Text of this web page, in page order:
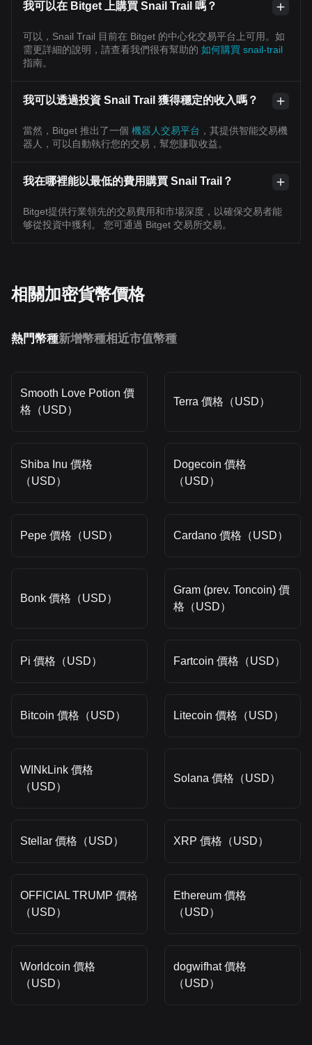
我可以在 Bitget 上購買 Snail Trail 嗎？
可以，Snail Trail 目前在 Bitget 的中心化交易平台上可用。如
需更詳細的說明，請查看我們很有幫助的 如何購買 snail-trail
指南。
我可以透過投資 Snail Trail 獲得穩定的收入嗎？
當然，Bitget 推出了一個 機器人交易平台 ，其提供智能交易機
器人，可以自動執行您的交易，幫您賺取收益。
我在哪裡能以最低的費用購買 Snail Trail？
Bitget提供行業領先的交易費用和市場深度，以確保交易者能
够從投資中獲利。 您可通過 Bitget 交易所交易。
相關加密貨幣價格
熱門幣種新增幣種相近市值幣種
Smooth Love Potion 價
格（USD）
Terra 價格（USD）
Shiba Inu 價格
（USD）
Dogecoin 價格
（USD）
Pepe 價格（USD） Cardano 價格（USD）
Bonk 價格（USD）
Gram (prev. Toncoin) 價
格（USD）
Pi 價格（USD） Fartcoin 價格（USD）
Bitcoin 價格（USD） Litecoin 價格（USD）
WINkLink 價格
（USD）
Solana 價格（USD）
Stellar 價格（USD） XRP 價格（USD）
OFFICIAL TRUMP 價格
（USD）
Ethereum 價格
（USD）
Worldcoin 價格
（USD）
dogwifhat 價格
（USD）